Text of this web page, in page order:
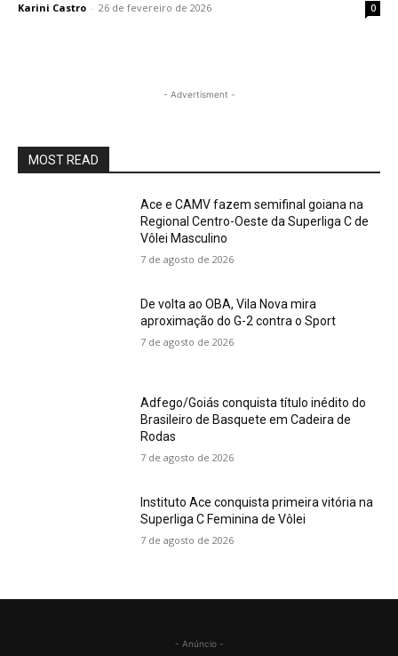
Karini Castro - 26 de fevereiro de 2026 0
- Advertisment -
MOST READ
Ace e CAMV fazem semifinal goiana na
Regional Centro-Oeste da Superliga C de
Vôlei Masculino
7 de agosto de 2026
De volta ao OBA, Vila Nova mira
aproximação do G-2 contra o Sport
7 de agosto de 2026
Adfego/Goiás conquista título inédito do
Brasileiro de Basquete em Cadeira de
Rodas
7 de agosto de 2026
Instituto Ace conquista primeira vitória na
Superliga C Feminina de Vôlei
7 de agosto de 2026
- Anúncio -